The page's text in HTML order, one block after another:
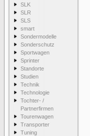
SLK
SLR
SLS
smart
Sondermodelle
Sonderschutz
Sportwagen
Sprinter
Standorte
Studien
Technik
Technologie
Tochter- /
Partnerfirmen
Tourenwagen
Transporter
Tuning